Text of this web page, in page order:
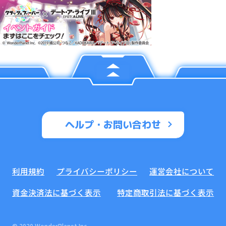
ヘルプ・お問い合わせ
利用規約 プライバシーポリシー
運営会社について
資金決済法に基づく表示
特定商取引法に基づく表示